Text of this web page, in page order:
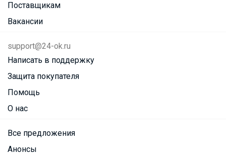
Поставщикам
Вакансии
support@24-ok.ru
Написать в поддержку
Защита покупателя
Помощь
О нас
Все предложения
Анонсы